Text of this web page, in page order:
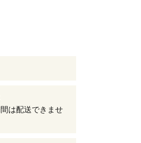
は配送できませ